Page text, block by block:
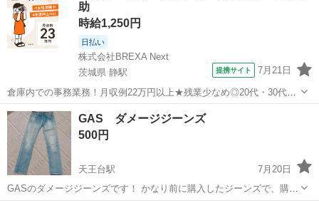
さいませ！ ■ ■ 商...
助
時給1,250円
日払い
株式会社BREXA Next
茨城県 静駅
提携サイト 7月21日
倉庫内での事務業務！月収例22万円以上★残業少なめ◎20代・30代・
40代の男女活躍中！空調完備で快適作業★食堂利用可◎マイカー通勤
OK◎無料駐車場完備！《茨城県常陸大宮市》 人気の工場のお仕事 ◇
電子部品製造倉庫内の事務...
茨城 常陸大宮市 静駅
GAS ダメージジーンズ
500円
天王台駅
7月20日
GASのダメージジーンズです！ かなり前に購入したジーンズで、購入